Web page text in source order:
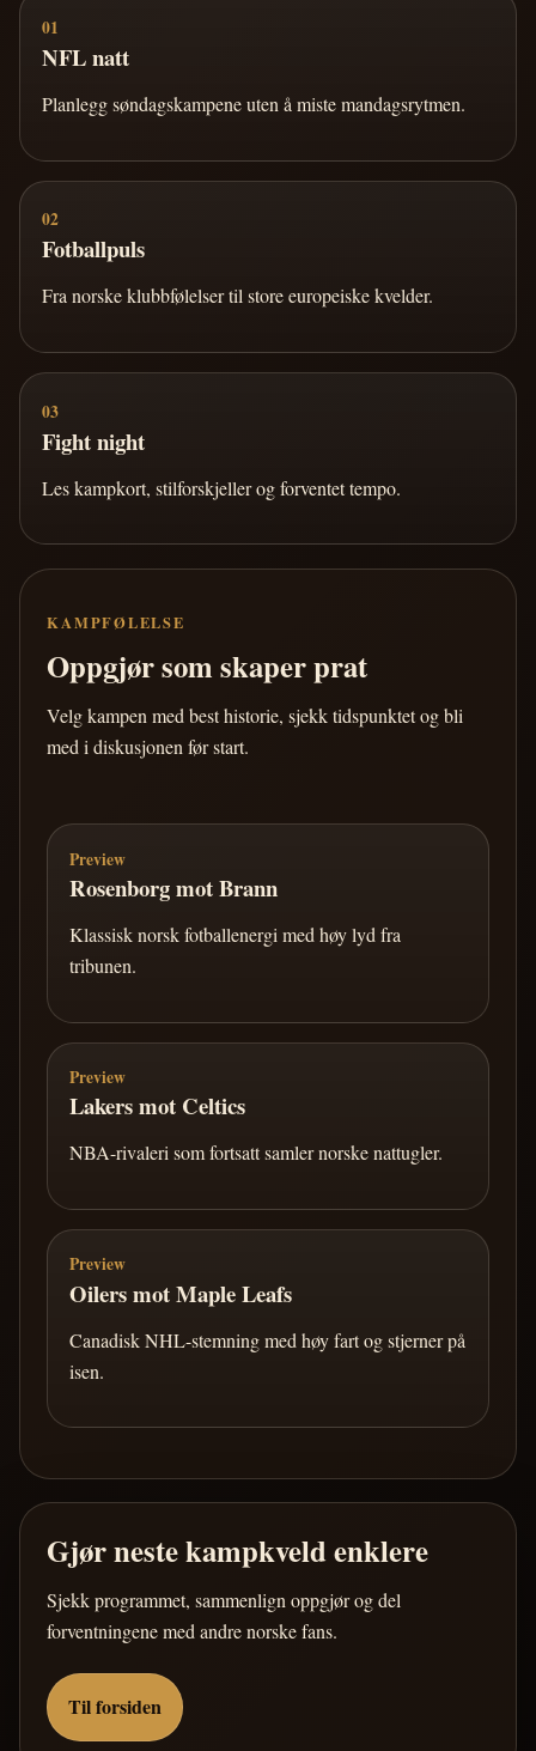
01
NFL natt
Planlegg søndagskampene uten å miste mandagsrytmen.
02
Fotballpuls
Fra norske klubbfølelser til store europeiske kvelder.
03
Fight night
Les kampkort, stilforskjeller og forventet tempo.
KAMPFØLELSE
Oppgjør som skaper prat
Velg kampen med best historie, sjekk tidspunktet og bli
med i diskusjonen før start.
Preview
Rosenborg mot Brann
Klassisk norsk fotballenergi med høy lyd fra
tribunen.
Preview
Lakers mot Celtics
NBA-rivaleri som fortsatt samler norske nattugler.
Preview
Oilers mot Maple Leafs
Canadisk NHL-stemning med høy fart og stjerner på
isen.
Gjør neste kampkveld enklere
Sjekk programmet, sammenlign oppgjør og del
forventningene med andre norske fans.
Til forsiden